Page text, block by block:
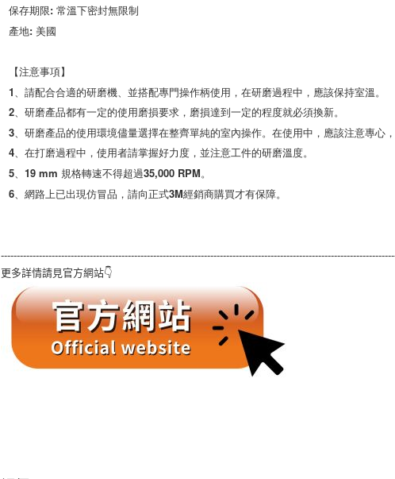
保存期限: 常溫下密封無限制
產地: 美國
【注意事項】
1、請配合合適的研磨機、並搭配專門操作柄使用，在研磨過程中，應該保持室溫。
2、研磨產品都有一定的使用磨損要求，磨損達到一定的程度就必須換新。
3、研磨產品的使用環境儘量選擇在整齊單純的室內操作。在使用中，應該注意專心，
4、在打磨過程中，使用者請掌握好力度，並注意工件的研磨溫度。
5、19 mm 規格轉速不得超過35,000 RPM。
6、網路上已出現仿冒品，請向正式3M經銷商購買才有保障。
更多詳情請見官方網站👇